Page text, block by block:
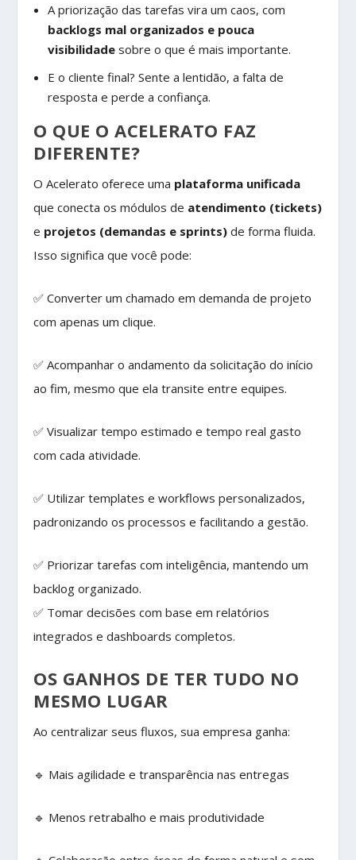
A priorização das tarefas vira um caos, com
backlogs mal organizados e pouca
visibilidadesobre o que é mais importante.
E o cliente final? Sente a lentidão, a falta de
resposta e perde a confiança.
O QUE O ACELERATO FAZ
DIFERENTE?
O Acelerato oferece uma plataforma unificada
que conecta os módulos de atendimento (tickets)
e projetos (demandas e sprints) de forma fluida.
Isso significa que você pode:
✅ Converter um chamado em demanda de projeto
com apenas um clique.
✅ Acompanhar o andamento da solicitação do início
ao fim, mesmo que ela transite entre equipes.
✅ Visualizar tempo estimado e tempo real gasto
com cada atividade.
✅ Utilizar templates e workflows personalizados,
padronizando os processos e facilitando a gestão.
✅ Priorizar tarefas com inteligência, mantendo um
backlog organizado.
✅ Tomar decisões com base em relatórios
integrados e dashboards completos.
OS GANHOS DE TER TUDO NO
MESMO LUGAR
Ao centralizar seus fluxos, sua empresa ganha:
🔹 Mais agilidade e transparência nas entregas
🔹 Menos retrabalho e mais produtividade